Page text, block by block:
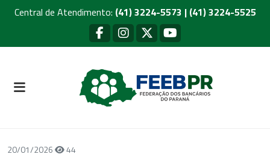
Central de Atendimento: (41) 3224-5573 | (41) 3224-5525
20/01/2026 44